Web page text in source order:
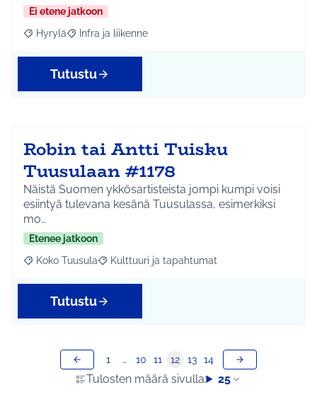
Ei etene jatkoon
Rajaa tulokset aihepiirin mukaan: Hyrylä
Hyrylä Rajaa tulokset teeman mukaan: Infra ja liikenne
Infra ja liikenne
Tutustu
Robin tai Antti Tuisku
Tuusulaan #1178
Näistä Suomen ykkösartisteista jompi kumpi voisi
esiintyä tulevana kesänä Tuusulassa, esimerkiksi
mo…
Etenee jatkoon
Rajaa tulokset aihepiirin mukaan: Koko Tuusula
Koko Tuusula Rajaa tulokset teeman mukaan: Kulttuuri ja
Kulttuuri ja tapahtumat
Tutustu
Tulosten määrä sivulla: 25
1 … 10 11 12 13 14